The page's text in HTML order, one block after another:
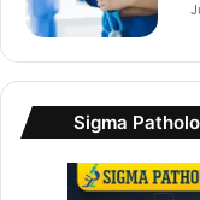
Sigma